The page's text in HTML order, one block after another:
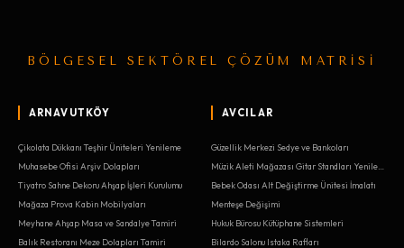
BÖLGESEL SEKTÖREL ÇÖZÜM MATRİSİ
ARNAVUTKÖY
Çikolata Dükkanı Teşhir Üniteleri Yenileme
Muhasebe Ofisi Arşiv Dolapları
Tiyatro Sahne Dekoru Ahşap İşleri Kurulumu
Mağaza Prova Kabin Mobilyaları
Meyhane Ahşap Masa ve Sandalye Tamiri
Balık Restoranı Meze Dolapları Tamiri
AVCILAR
Güzellik Merkezi Sedye ve Bankoları
Bebek Odası Alt Değiştirme Ünitesi İmalatı
Menteşe Değişimi
Hukuk Bürosu Kütüphane Sistemleri
Bilardo Salonu Istaka Rafları